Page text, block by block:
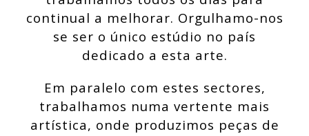
continual a melhorar. Orgulhamo-nos
se ser o único estúdio no país
dedicado a esta arte.
Em paralelo com estes sectores,
trabalhamos numa vertente mais
artística, onde produzimos peças de